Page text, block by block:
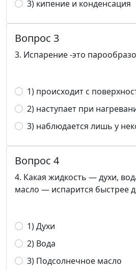
3) кипение и конденсация
Вопрос 3
3. Испарение -это
1) происходит с
2) наступает при
3) наблюдается лишь у
Вопрос 4
4. Какая жидкость — духи,
масло — испарится быстрее
1) Духи
2) Вода
3) Подсолнечное масло